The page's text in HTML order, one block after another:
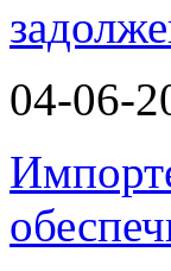
04-06-